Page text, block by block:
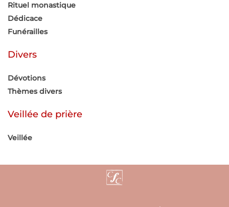
Rituel monastique
Dédicace
Funérailles
Divers
Dévotions
Thèmes divers
Veillée de prière
Veillée